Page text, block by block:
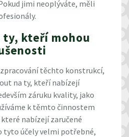
jimi neoplýváte, měli
ty, kteří mohou
těchto konstrukcí,
na ty, kteří nabízejí
záruku kvality, jako
k těmto činnostem
nabízejí zaručené
tyto účely velmi potřebné,